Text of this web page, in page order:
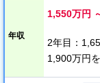
（1）8時30分～
（3）8時30分～19
年収
1,550万円
2年目：
1,900万円